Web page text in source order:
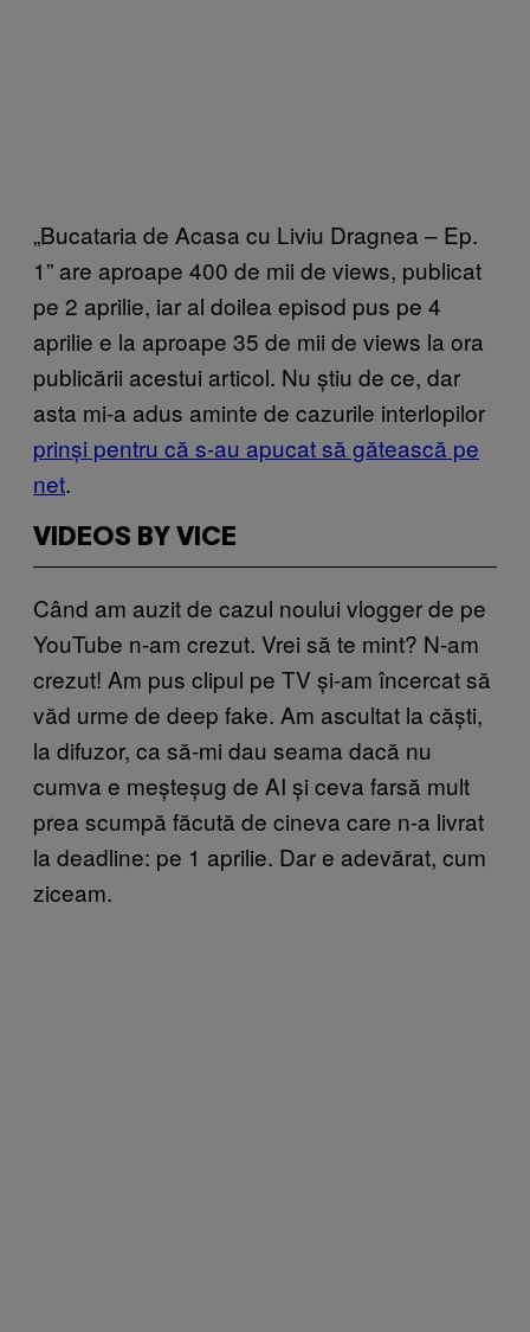
„Bucataria de Acasa cu Liviu Dragnea – Ep.
1” are aproape 400 de mii de views, publicat
pe 2 aprilie, iar al doilea episod pus pe 4
aprilie e la aproape 35 de mii de views la ora
publicării acestui articol. Nu știu de ce, dar
asta mi-a adus aminte de cazurile interlopilor
prinși pentru că s-au apucat să gătească pe
net.
VIDEOS BY VICE
Când am auzit de cazul noului vlogger de pe
YouTube n-am crezut. Vrei să te mint? N-am
crezut! Am pus clipul pe TV și-am încercat să
văd urme de deep fake. Am ascultat la căști,
la difuzor, ca să-mi dau seama dacă nu
cumva e meșteșug de AI și ceva farsă mult
prea scumpă făcută de cineva care n-a livrat
la deadline: pe 1 aprilie. Dar e adevărat, cum
ziceam.